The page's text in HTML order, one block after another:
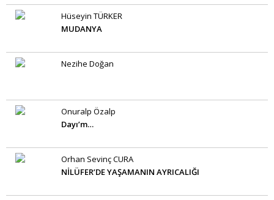
Hüseyin TÜRKER
MUDANYA
Nezihe Doğan
Onuralp Özalp
Dayı’m…
Orhan Sevinç CURA
NİLÜFER’DE YAŞAMANIN AYRICALIĞI